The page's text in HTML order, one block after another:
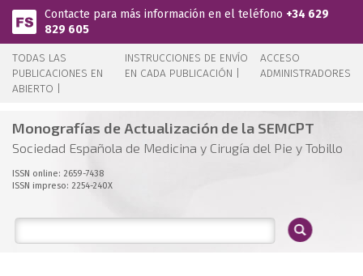
Pasar al contenido principal
Contacte para más información en el teléfono +34 629
829 605
TODAS LAS
PUBLICACIONES EN
ABIERTO |
INSTRUCCIONES DE ENVÍO
EN CADA PUBLICACIÓN |
ACCESO
ADMINISTRADORES
Monografías de Actualización de la SEMCPT
Sociedad Española de Medicina y Cirugía del Pie y Tobillo
ISSN online: 2659-7438
ISSN impreso: 2254-240X